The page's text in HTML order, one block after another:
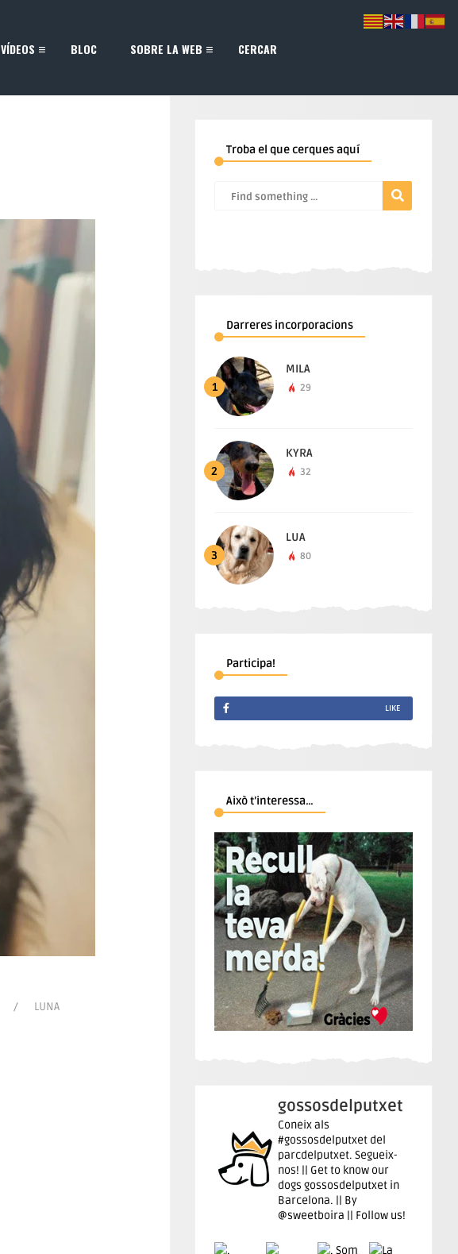
VÍDEOS BLOC SOBRE LA WEB CERCAR
LUNA
Troba el que cerques aquí
Darreres incorporacions
1
MILA
29
2
KYRA
32
3
LUA
80
Participa!
LIKE
Això t’interessa…
gossosdelputxet
Coneix als
#gossosdelputxet del
parcdelputxet. Segueix-
nos! || Get to know our
dogs gossosdelputxet in
Barcelona. || By
@sweetboira || Follow us!